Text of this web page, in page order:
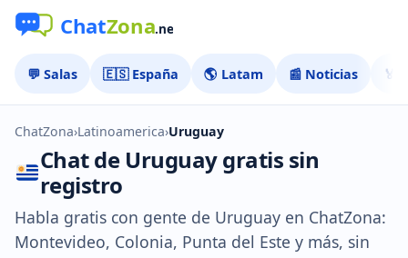
💬 Salas 🇪🇸 España 🌎 Latam 📰 Noticias 🏅
ChatZona›Latinoamerica›Uruguay
Chat de Uruguay gratis sin
registro
Habla gratis con gente de Uruguay en ChatZona:
Montevideo, Colonia, Punta del Este y más, sin